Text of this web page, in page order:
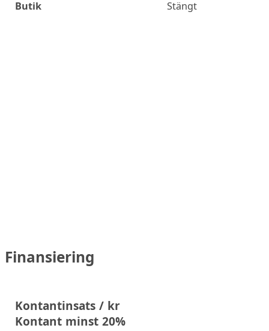
Butik
Stängt
Finansiering
Kontantinsats / kr
Kontant minst 20%